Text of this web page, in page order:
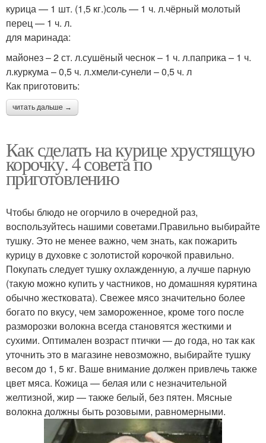
курица — 1 шт. (1,5 кг.)соль — 1 ч. л.чёрный молотый
перец — 1 ч. л.
для маринада:
майонез – 2 ст. л.сушёный чеснок – 1 ч. л.паприка – 1 ч.
л.куркума – 0,5 ч. л.хмели-сунели – 0,5 ч. л
Как приготовить:
читать дальше →
Как сделать на курице хрустящую
корочку. 4 совета по
приготовлению
Чтобы блюдо не огорчило в очередной раз,
воспользуйтесь нашими советами.Правильно выбирайте
тушку. Это не менее важно, чем знать, как пожарить
курицу в духовке с золотистой корочкой правильно.
Покупать следует тушку охлажденную, а лучше парную
(такую можно купить у частников, но домашняя курятина
обычно жестковата). Свежее мясо значительно более
богато по вкусу, чем замороженное, кроме того после
разморозки волокна всегда становятся жесткими и
сухими. Оптимален возраст птички — до года, но так как
уточнить это в магазине невозможно, выбирайте тушку
весом до 1, 5 кг. Ваше внимание должен привлечь также
цвет мяса. Кожица — белая или с незначительной
желтизной, жир — также белый, без пятен. Мясные
волокна должны быть розовыми, равномерными.